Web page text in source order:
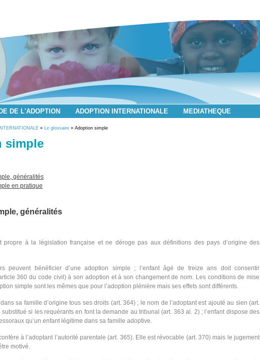
DE L'ADOPTION ADOPTION INTERNATIONALE MEDIATHEQUE
» Le glossaire » Adoption simple
simple
généralités
en pratique
généralités
propre à la législation française et ne déroge pas aux définitions des pays d’origine des
peuvent bénéficier d’une adoption simple ; l’enfant âgé de treize ans doit consentir
360 du code civil) à son adoption et à son changement de nom. Les conditions de mise
simple sont les mêmes que pour l’adoption plénière mais ses effets sont différents.
dans sa famille d’origine tous ses droits (art. 364) ; le nom de l’adoptant est ajouté au sien (art.
si les requérants en font la demande au tribunal (art. 363 al. 2) ; l’enfant dispose des
qu’un enfant légitime dans sa famille adoptive.
à l’adoptant l’autorité parentale (art. 365). Elle est révocable (art. 370) mais le jugement
motivé.